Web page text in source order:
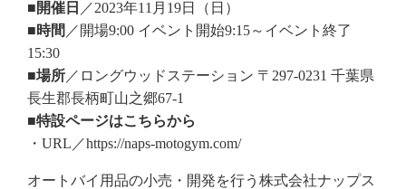
■開催日 ／2023年11月19日（日）
■時間 ／開場9:00 イベント開始9:15～イベント終了
15:30
■場所 ／ロングウッドステーション 〒297-0231 千葉県
長生郡長柄町山之郷67-1
■特設ページはこちらから
・URL／https://naps-motogym.com/
オートバイ用品の小売・開発を行う株式会社ナップス